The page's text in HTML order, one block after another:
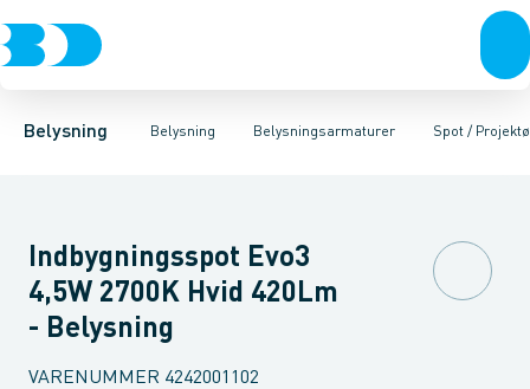
Belysning Belysning
Belysning Belysningsarmaturer
LyskilderBelysningsarmaturerLysstyringTilbehør tilSpot /
PendlerIndustriarmatur og halbelysningArmaturer for vej og
Indbygningsspot Evo3
4,5W 2700K Hvid 420Lm
- Belysning
VARENUMMER 4242001102